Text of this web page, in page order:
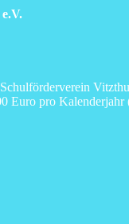
Euro pro